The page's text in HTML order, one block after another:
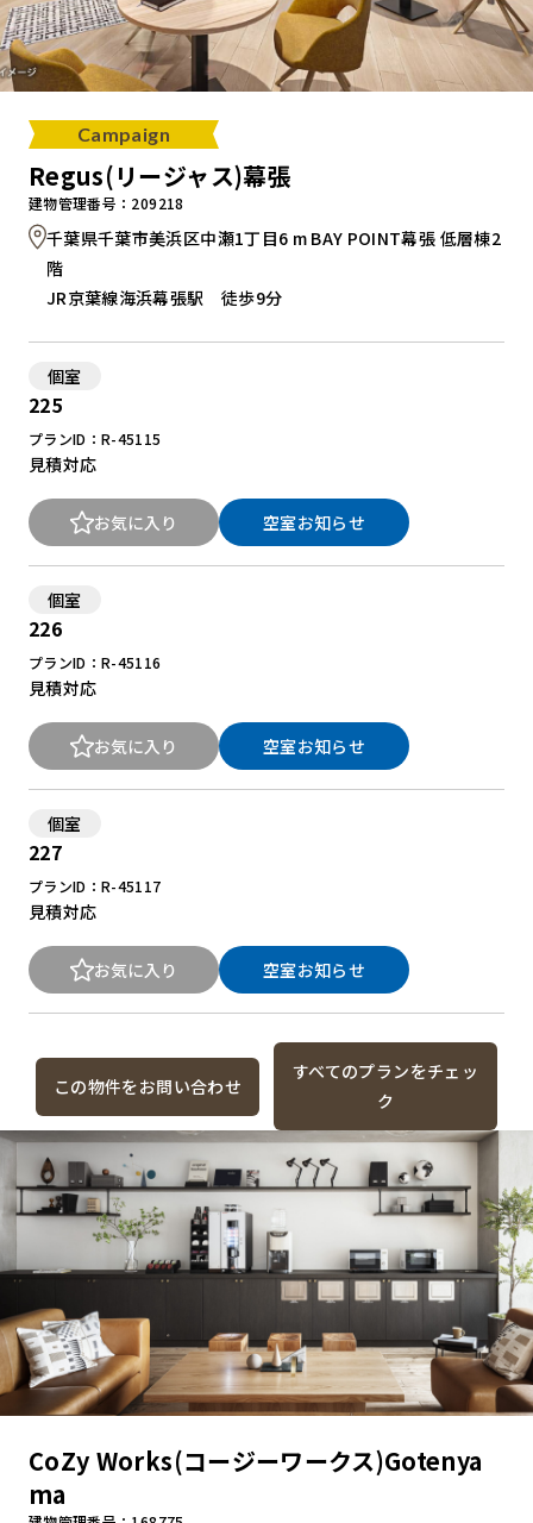
Campaign
Regus(リージャス)幕張
建物管理番号：209218
千葉県千葉市美浜区中瀬1丁目6 m BAY POINT幕張 低層棟2
階
JR京葉線海浜幕張駅 徒歩9分
個室
225
プランID：R-45115
見積対応
お気に入り 空室お知らせ
個室
226
プランID：R-45116
見積対応
お気に入り 空室お知らせ
個室
227
プランID：R-45117
見積対応
お気に入り 空室お知らせ
この物件をお問い合わせ
すべてのプランをチェッ
ク
CoZy Works(コージーワークス)Gotenya
ma